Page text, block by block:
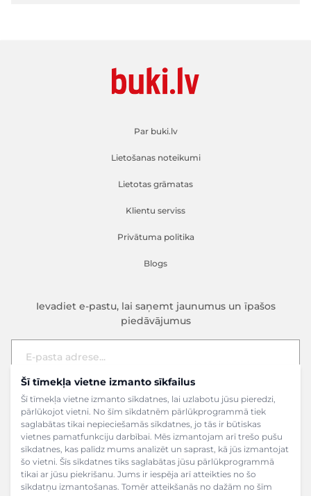
Šī tīmekļa vietne izmanto sīkfailus
Šī tīmekļa vietne izmanto sīkdatnes, lai uzlabotu jūsu pieredzi,
pārlūkojot vietni. No šīm sīkdatnēm pārlūkprogrammā tiek
saglabātas tikai nepieciešamās sīkdatnes, jo tās ir būtiskas
vietnes pamatfunkciju darbībai. Mēs izmantojam arī trešo pušu
sīkdatnes, kas palīdz mums analizēt un saprast, kā jūs izmantojat
šo vietni. Šīs sīkdatnes tiks saglabātas jūsu pārlūkprogrammā
tikai ar jūsu piekrišanu. Jums ir iespēja arī atteikties no šo
sīkdatņu izmantošanas. Tomēr atteikšanās no dažām no šīm
Par buki.lv
Lietošanas noteikumi
Lietotas grāmatas
Klientu serviss
Privātuma politika
Blogs
Ievadiet e-pastu, lai saņemt jaunumus un īpašos
piedāvājumus
E-pasta adrese
Pieteikties